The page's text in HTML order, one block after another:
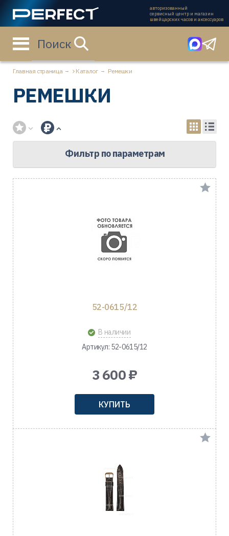
авторизованный
сервисный центр и магазин
швейцарских часов и аксессуаров
Поиск
Главная страница Каталог Ремешки
РЕМЕШКИ
Фильтр по параметрам
52-0615/12
В наличии
Артикул: 52-0615/12
3 600 ₽
КУПИТЬ